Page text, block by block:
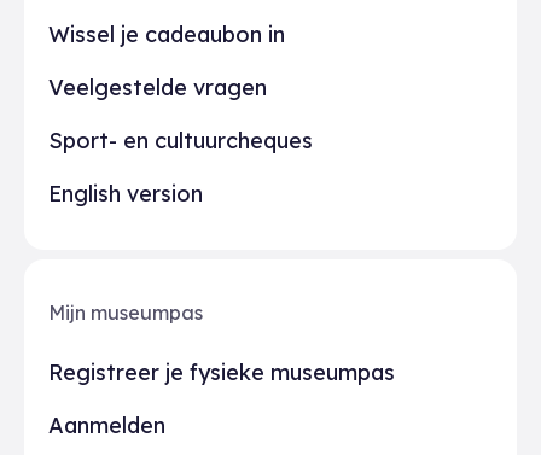
Wissel je cadeaubon in
Veelgestelde vragen
Sport- en cultuurcheques
English version
Mijn museumpas
Registreer je fysieke museumpas
Aanmelden